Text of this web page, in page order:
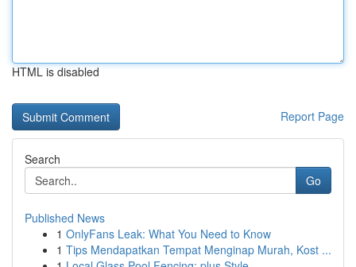
HTML is disabled
Report Page
Search
Go
Published News
1 OnlyFans Leak: What You Need to Know
1 Tips Mendapatkan Tempat Menginap Murah, Kost ...